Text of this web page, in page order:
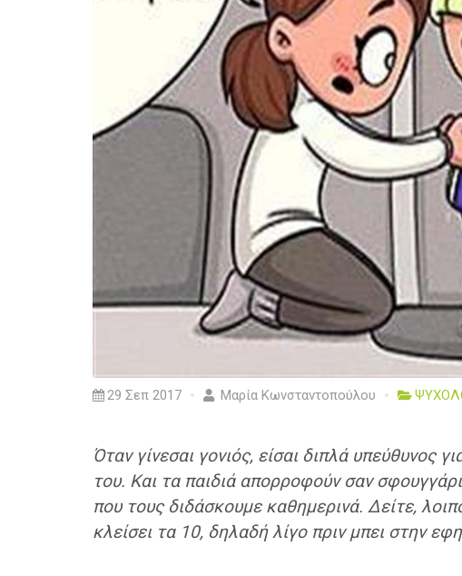
29 Σεπ 2017 Μαρία Κωνσταντοπούλου
Όταν γίνεσαι γονιός, είσαι διπλά
του. Και τα παιδιά απορροφούν σαν
που τους διδάσκουμε καθημερινά. Δείτε,
κλείσει τα 10, δηλαδή λίγο πριν μπει στην